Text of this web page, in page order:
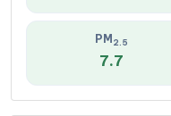
PM 2.5
7.7